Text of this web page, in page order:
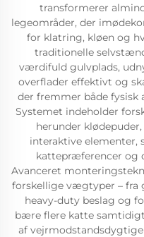
transformerer
legeområder, der
for klatring, kløen og
traditionelle
værdifuld gulvplads,
overflader effektivt og
der fremmer både
Systemet indeholder
herunder
interaktive elementer,
kattepræferencer og
Avanceret
forskellige vægtyper – fra
heavy-duty beslag og
bære flere katte
af